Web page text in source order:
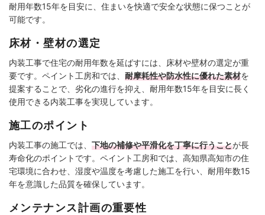
耐用年数15年を目安に、住まいを快適で安全な状態に保つことが
可能です。
床材・壁材の選定
内装工事で住宅の耐用年数を延ばすには、床材や壁材の選定が重
要です。ペイント工房和では、 耐摩耗性や防水性に優れた素材を
提案することで、劣化の進行を抑え、耐用年数15年を目安に長く
使用できる内装工事を実現しています。
施工のポイント
内装工事の施工では、 下地の補修や平滑化を丁寧に行うことが長
寿命化のポイントです。ペイント工房和では、高知県高知市の住
宅環境に合わせ、湿度や温度を考慮した施工を行い、耐用年数15
年を意識した品質を確保しています。
メンテナンス計画の重要性